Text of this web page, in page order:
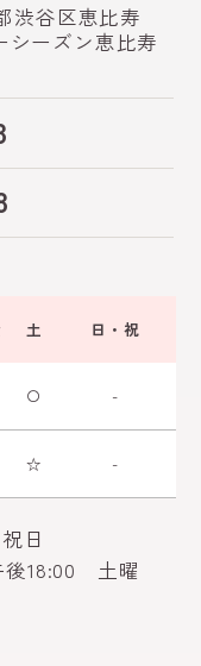
渋谷区恵比寿
シーズン恵比寿
土 日・祝
〇 -
☆ -
日
後18:00 土曜